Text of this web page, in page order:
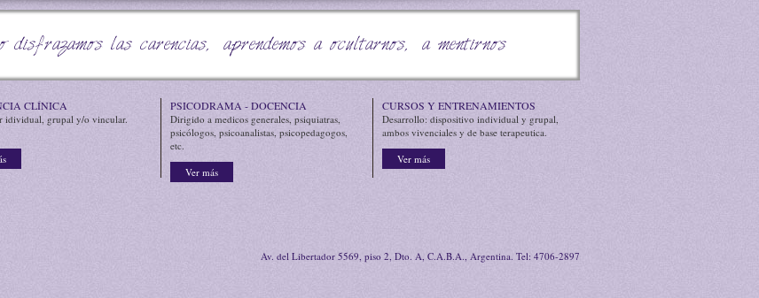
disfrazamos las carencias, aprendemos a ocultarnos, a mentirnos
sin el valor de elegir, por el temor a perder lo mediocre y perdurable
CLÍNICA
idividual, grupal y/o vincular.
PSICODRAMA - DOCENCIA
Dirigido a medicos generales, psiquiatras,
psicólogos, psicoanalistas, psicopedagogos,
etc.
Ver más
CURSOS Y ENTRENAMIENTOS
Desarrollo: dispositivo individual y grupal,
ambos vivenciales y de base terapeutica.
Ver más
Av. del Libertador 5569, piso 2, Dto. A, C.A.B.A., Argentina. Tel: 4706-2897